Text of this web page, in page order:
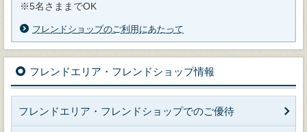
※5名さままでOK
フレンドショップのご利用にあたって
フレンドエリア・フレンドショップ情報
フレンドエリア・フレンドショップでのご優待